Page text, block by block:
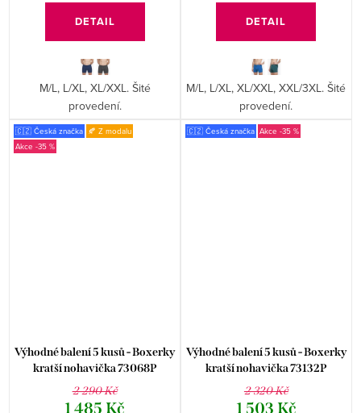
DETAIL
M/L, L/XL, XL/XXL. Šité
provedení.
DETAIL
M/L, L/XL, XL/XXL, XXL/3XL. Šité
provedení.
🇨🇿 Česká značka 🍂 Z modalu
-35 %
Výhodné balení 5 kusů - Boxerky
kratší nohavička 73068P
2 290 Kč
1 485 Kč
🇨🇿 Česká značka -35 %
Výhodné balení 5 kusů - Boxerky
kratší nohavička 73132P
2 320 Kč
1 503 Kč